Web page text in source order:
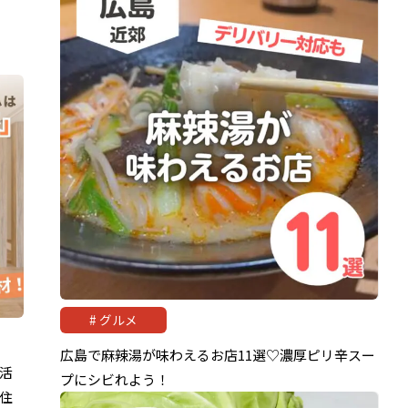
グルメ
広島で麻辣湯が味わえるお店11選♡濃厚ピリ辛スー
プにシビれよう！